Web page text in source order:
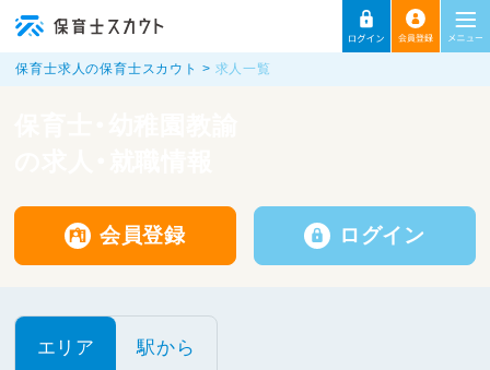
保育士求人の保育士スカウト 求人一覧
会員登録 ログイン
エリア 駅から